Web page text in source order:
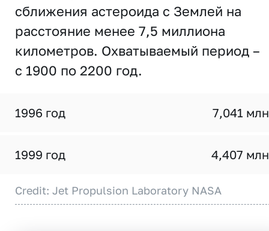
сближения астероида с Землей на
расстояние менее 7,5 миллиона
километров. Охватываемый период –
с 1900 по 2200 год.
1996 год 7,041
1999 год 4,407
Credit: Jet Propulsion Laboratory NASA